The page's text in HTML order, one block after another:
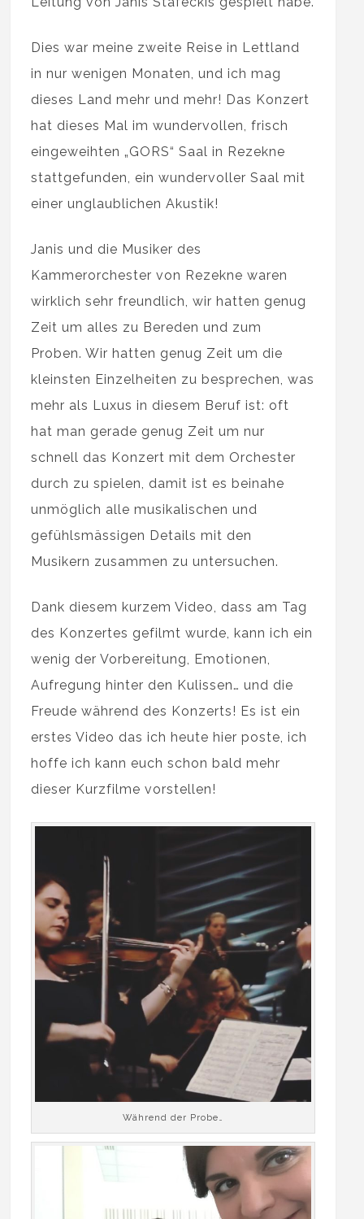
Dies war meine zweite Reise in Lettland
in nur wenigen Monaten, und ich mag
dieses Land mehr und mehr! Das Konzert
hat dieses Mal im wundervollen, frisch
eingeweihten „GORS“ Saal in Rezekne
stattgefunden, ein wundervoller Saal mit
einer unglaublichen Akustik!
Janis und die Musiker des
Kammerorchester von Rezekne waren
wirklich sehr freundlich, wir hatten genug
Zeit um alles zu Bereden und zum
Proben. Wir hatten genug Zeit um die
kleinsten Einzelheiten zu besprechen, was
mehr als Luxus in diesem Beruf ist: oft
hat man gerade genug Zeit um nur
schnell das Konzert mit dem Orchester
durch zu spielen, damit ist es beinahe
unmöglich alle musikalischen und
gefühlsmässigen Details mit den
Musikern zusammen zu untersuchen.
Dank diesem kurzem Video, dass am Tag
des Konzertes gefilmt wurde, kann ich ein
wenig der Vorbereitung, Emotionen,
Aufregung hinter den Kulissen… und die
Freude während des Konzerts! Es ist ein
erstes Video das ich heute hier poste, ich
hoffe ich kann euch schon bald mehr
dieser Kurzfilme vorstellen!
Während der Probe…